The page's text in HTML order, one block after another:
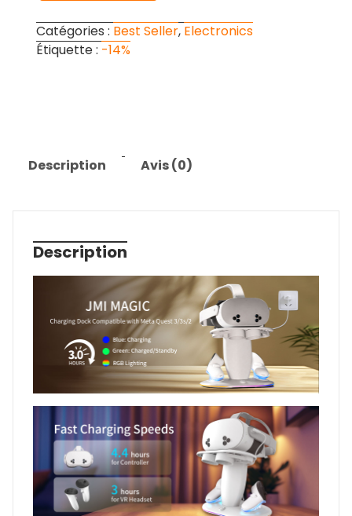
$69.99.$59.99.
Catégories : Best Seller, Electronics
Étiquette : -14%
Description Avis (0)
Description